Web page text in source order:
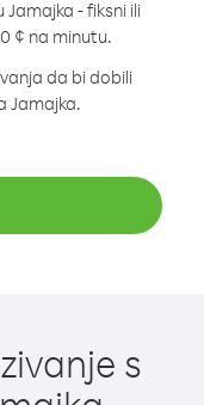
Jamajka - fiksni ili
¢ na minutu.
da bi dobili
Jamajka.
s